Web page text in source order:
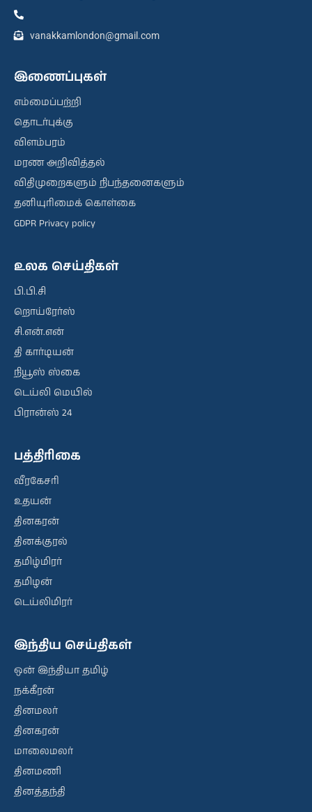
vanakkamlondon@gmail.com
இணைப்புகள்
எம்மைப்பற்றி
தொடர்புக்கு
விளம்பரம்
மரண அறிவித்தல்
விதிமுறைகளும் நிபந்தனைகளும்
தனியுரிமைக் கொள்கை
GDPR Privacy policy
உலக செய்திகள்
பி.பி.சி
றொய்ரேர்ஸ்
சி.என்.என்
தி கார்டியன்
நியூஸ் ஸ்கை
டெய்லி மெயில்
பிரான்ஸ் 24
பத்திரிகை
வீரகேசரி
உதயன்
தினகரன்
தினக்குரல்
தமிழ்மிரர்
தமிழன்
டெய்லிமிரர்
இந்திய செய்திகள்
ஒன் இந்தியா தமிழ்
நக்கீரன்
தினமலர்
தினகரன்
மாலைமலர்
தினமணி
தினத்தந்தி